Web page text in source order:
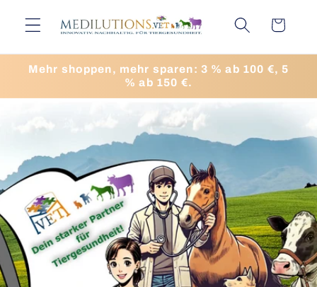
zum
Inhalt
Warenkorb
Mehr shoppen, mehr sparen: 3 % ab 100 €, 5
% ab 150 €.